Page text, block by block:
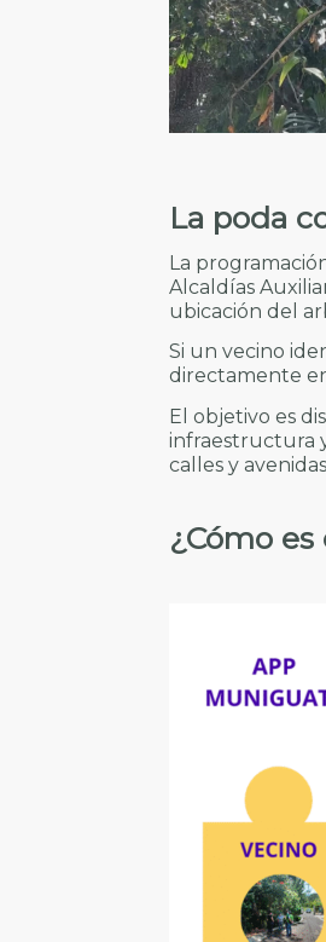
La poda
La
Alcaldías
ubicación del
Si un vecino
directamente
El objetivo es
infraestructura
calles y
¿Cómo